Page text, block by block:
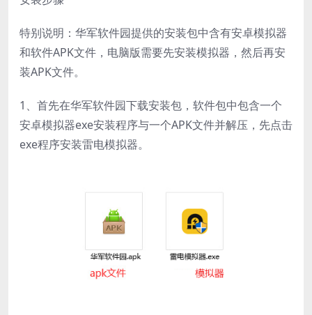
特别说明：华军软件园提供的安装包中含有安卓模拟器
和软件APK文件，电脑版需要先安装模拟器，然后再安
装APK文件。
1、首先在华军软件园下载安装包，软件包中包含一个
安卓模拟器exe安装程序与一个APK文件并解压，先点击
exe程序安装雷电模拟器。